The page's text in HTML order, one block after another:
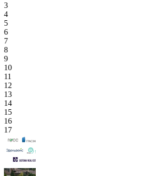
3
4
5
6
7
8
9
10
11
12
13
14
15
16
17